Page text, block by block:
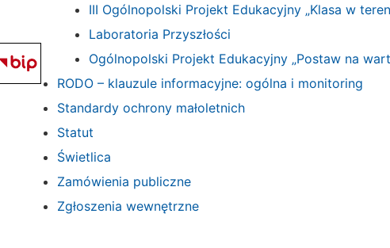
III Ogólnopolski Projekt Edukacyjny „Klasa w
Laboratoria Przyszłości
Ogólnopolski Projekt Edukacyjny „Postaw na
RODO – klauzule informacyjne: ogólna i monitoring
Standardy ochrony małoletnich
Statut
Świetlica
Zamówienia publiczne
Zgłoszenia wewnętrzne